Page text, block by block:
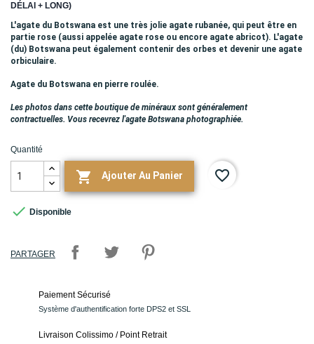
DÉLAI + LONG)
L'agate du Botswana est une très jolie agate rubanée, qui peut être en
partie rose (aussi appelée agate rose ou encore agate abricot). L'agate
(du) Botswana peut également contenir des orbes et devenir une agate
orbiculaire.
Agate du Botswana en pierre roulée.
Les photos dans cette boutique de minéraux sont généralement
contractuelles. Vous recevrez l'agate Botswana photographiée.
Quantité
 Ajouter Au Panier favorite_border
 Disponible
PARTAGER
Paiement Sécurisé
Système d'authentification forte DPS2 et SSL
Livraison Colissimo / Point Retrait